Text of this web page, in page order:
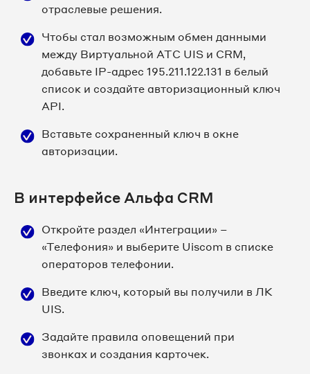
отраслевые решения.
Чтобы стал возможным обмен данными
между Виртуальной АТС UIS и CRM,
добавьте IP-адрес 195.211.122.131 в белый
список и создайте авторизационный ключ
API.
Вставьте сохраненный ключ в окне
авторизации.
В интерфейсе Альфа CRM
Откройте раздел «Интеграции» –
«Телефония» и выберите Uiscom в списке
операторов телефонии.
Введите ключ, который вы получили в ЛК
UIS.
Задайте правила оповещений при
звонках и создания карточек.